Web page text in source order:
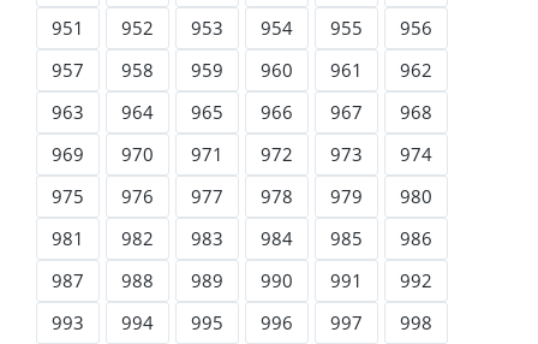
951
952 953 954 955
956
957
958 959 960 961
962
963
964 965 966 967
968
969
970 971 972 973
974
975
976 977 978 979
980
981
982 983 984 985
986
987
988 989 990 991
992
993
994 995 996 997
998